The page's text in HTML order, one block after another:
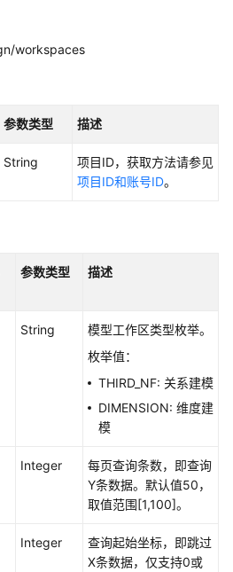
workspaces
参数类型 描述
String
项目ID，获取方法请参见
项目ID和账号ID。
参数类型 描述
String
模型工作区类型枚举。
枚举值：
THIRD_NF: 关系建模
DIMENSION: 维度建
模
Integer
每页查询条数，即查询
Y条数据。默认值50，
取值范围[1,100]。
Integer
查询起始坐标，即跳过
X条数据，仅支持0或